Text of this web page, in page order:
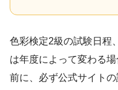
色彩検定2級の試験日程
は年度によって変わる
前に、必ず公式サイト